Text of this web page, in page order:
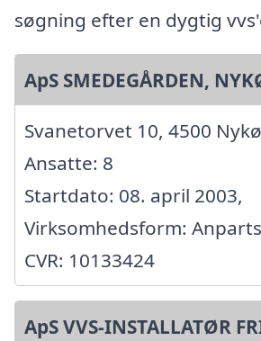
søgning efter en dygtig
ApS SMEDEGÅRDEN,
Svanetorvet 10, 4500
Ansatte: 8
Startdato: 08. april 2003,
Virksomhedsform:
CVR: 10133424
ApS VVS-INSTALLATØR